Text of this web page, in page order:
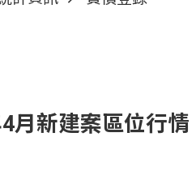
月新建案區位行情